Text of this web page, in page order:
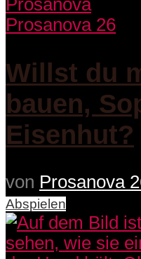
Prosanova 26
Willst du
bauen,
Eisenhut?
von Prosanova
Abspielen